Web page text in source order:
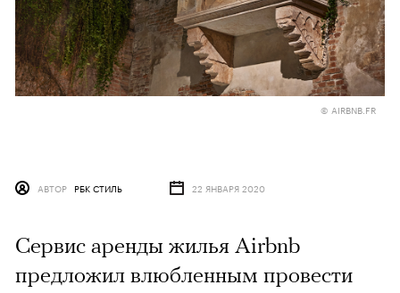
© AIRBNB.FR
АВТОР РБК СТИЛЬ 22 ЯНВАРЯ 2020
Сервис аренды жилья Airbnb
предложил влюбленным провести